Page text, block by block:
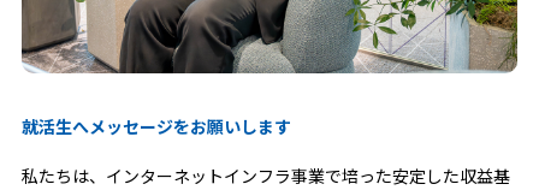
就活生へメッセージをお願いします
私たちは、インターネットインフラ事業で培った安定した収益基